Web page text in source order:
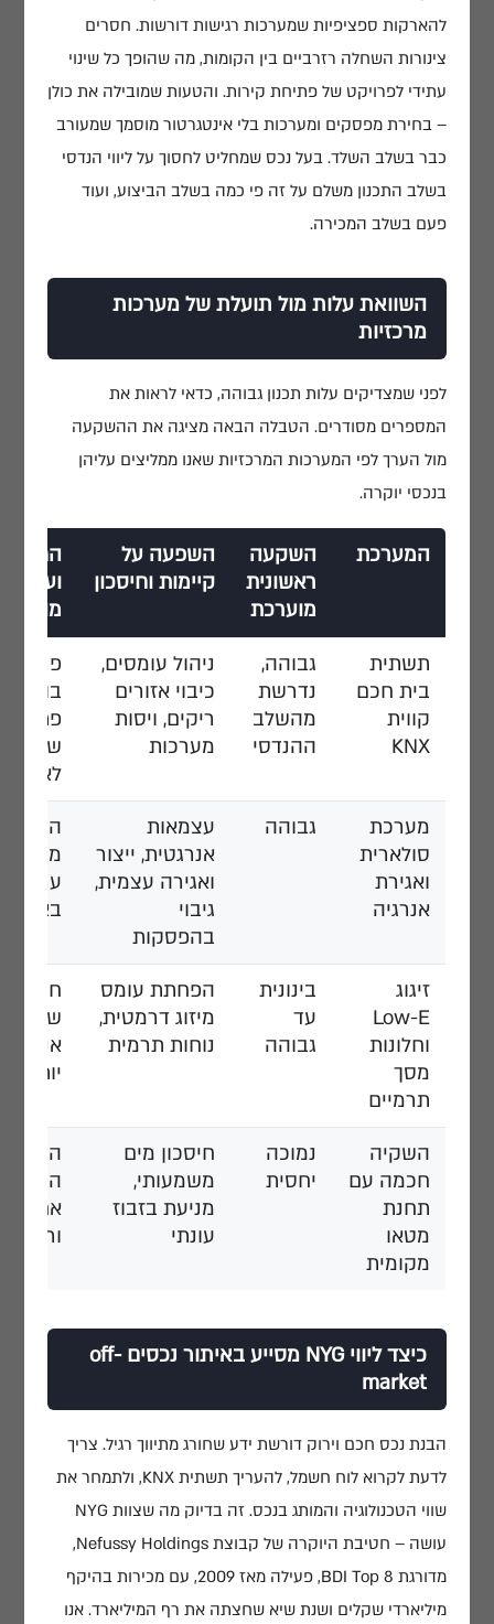
להארקות ספציפיות שמערכות רגישות דורשות. חסרים
צינורות השחלה רזרביים בין הקומות, מה שהופך כל שינוי
עתידי לפרויקט של פתיחת קירות. והטעות שמובילה את כולן
– בחירת מפסקים ומערכות בלי אינטגרטור מוסמך שמעורב
כבר בשלב השלד. בעל נכס שמחליט לחסוך על ליווי הנדסי
בשלב התכנון משלם על זה פי כמה בשלב הביצוע, ועוד
פעם בשלב המכירה.
השוואת עלות מול תועלת של מערכות
מרכזיות
לפני שמצדיקים עלות תכנון גבוהה, כדאי לראות את
המספרים מסודרים. הטבלה הבאה מציגה את ההשקעה
מול הערך לפי המערכות המרכזיות שאנו ממליצים עליהן
בנכסי יוקרה.
המערכת
השקעה
ראשונית
מוערכת
השפעה על
קיימות וחיסכון
החזר
וערך
מוסף
תשתית
בית חכם
קווית
KNX
גבוהה,
נדרשת
מהשלב
ההנדסי
ניהול עומסים,
כיבוי אזורים
ריקים, ויסות
מערכות
בולט,
פתוח
לאורך
מערכת
סולארית
ואגירת
אנרגיה
גבוהה
עצמאות
אנרגטית, ייצור
ואגירה עצמית,
גיבוי
בהפסקות
החזר
מספר
ערך
זיגוג
Low-E
וחלונות
מסך
תרמיים
בינונית
עד
גבוהה
הפחתת עומס
מיזוג דרמטית,
נוחות תרמית
שוטף,
יותר
השקיה
חכמה עם
תחנת
מטאו
מקומית
נמוכה
יחסית
חיסכון מים
משמעותי,
מניעת בזבוז
עונתי
החזר
אחזקת
וריצוף
כיצד ליווי NYG מסייע באיתור נכסים off-
market
הבנת נכס חכם וירוק דורשת ידע שחורג מתיווך רגיל. צריך
לדעת לקרוא לוח חשמל, להעריך תשתית KNX, ולתמחר את
שווי הטכנולוגיה והמותג בנכס. זה בדיוק מה שצוות NYG
עושה – חטיבת היוקרה של קבוצת Nefussy Holdings,
מדורגת BDI Top 8, פעילה מאז 2009, עם מכירות בהיקף
מיליארדי שקלים ושנת שיא שחצתה את רף המיליארד. אנו